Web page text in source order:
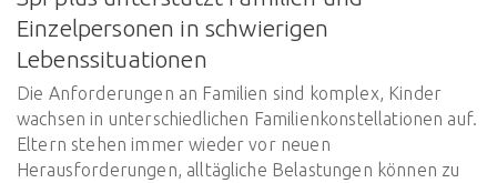
Einzelpersonen in schwierigen
Lebenssituationen
Die Anforderungen an Familien sind komplex, Kinder
wachsen in unterschiedlichen Familienkonstellationen auf.
Eltern stehen immer wieder vor neuen
Herausforderungen, alltägliche Belastungen können zu